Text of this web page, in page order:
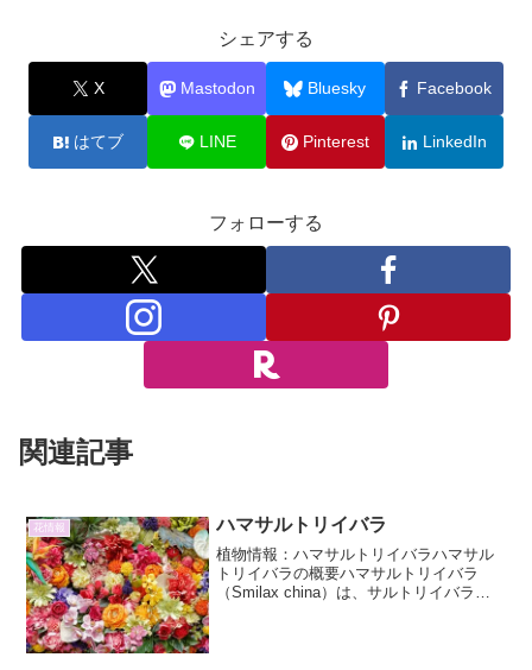
シェアする
X Mastodon Bluesky Facebook
はてブ LINE Pinterest LinkedIn
フォローする
関連記事
花情報 ハマサルトリイバラ
植物情報：ハマサルトリイバラハマサル
トリイバラの概要ハマサルトリイバラ
（Smilax china）は、サルトリイバラ科